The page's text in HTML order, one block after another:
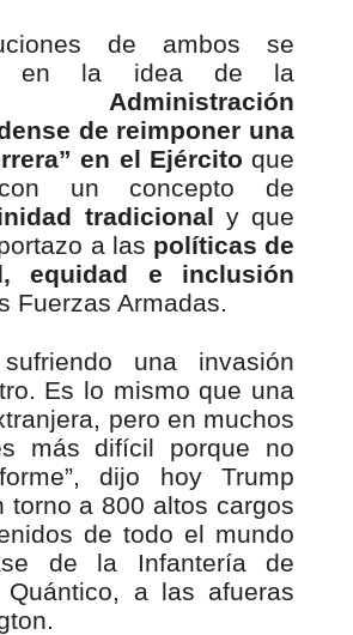
de ambos se
en la idea de la
Administración
de reimponer una
en el Ejército que
un concepto de
tradicional y que
a las políticas de
equidad e inclusión
Fuerzas Armadas.
sufriendo una invasión
Es lo mismo que una
pero en muchos
más difícil porque no
dijo hoy Trump
torno a 800 altos cargos
de todo el mundo
de la Infantería de
Quántico, a las afueras